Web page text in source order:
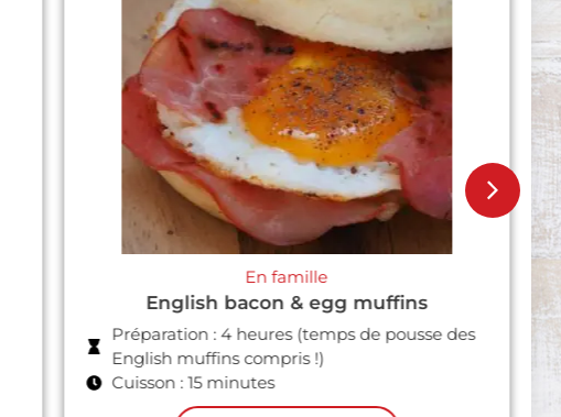
En famille
Parmentier de butternut et boudin noir
avec Jow
Préparation : 9 minutes
Cuisson : 25 minutes